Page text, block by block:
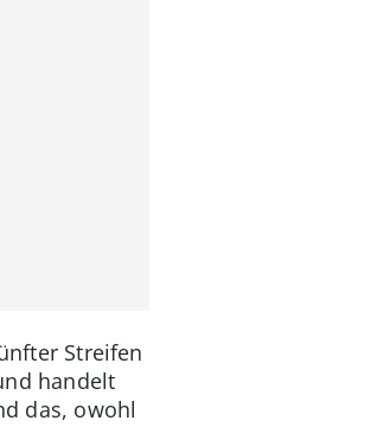
Streifen
handelt
das, owohl